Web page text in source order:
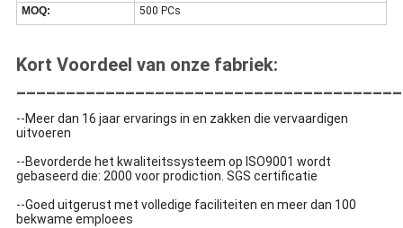
MOQ:
500 PCs
Kort Voordeel van onze fabriek:
--Meer dan 16 jaar ervarings in en zakken die vervaardigen
uitvoeren
--Bevorderde het kwaliteitssysteem op ISO9001 wordt
gebaseerd die: 2000 voor prodiction. SGS certificatie
--Goed uitgerust met volledige faciliteiten en meer dan 100
bekwame emploees